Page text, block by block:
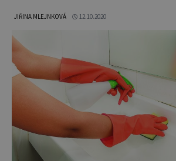
JIŘINA MLEJNKOVÁ 12.10.2020